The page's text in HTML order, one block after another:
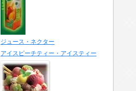
ジュース・ネクター
アイスピーチティー・アイスティー